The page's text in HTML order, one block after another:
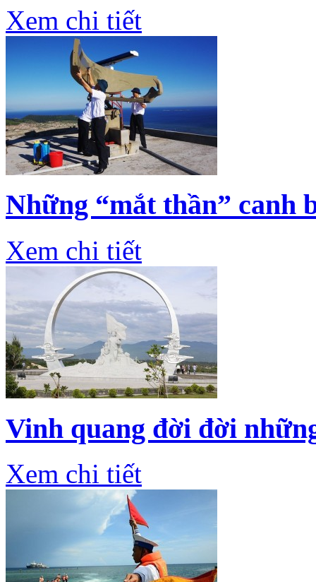
Xem chi tiết
Những “mắt thần” canh
Xem chi tiết
Vinh quang đời đời
Xem chi tiết